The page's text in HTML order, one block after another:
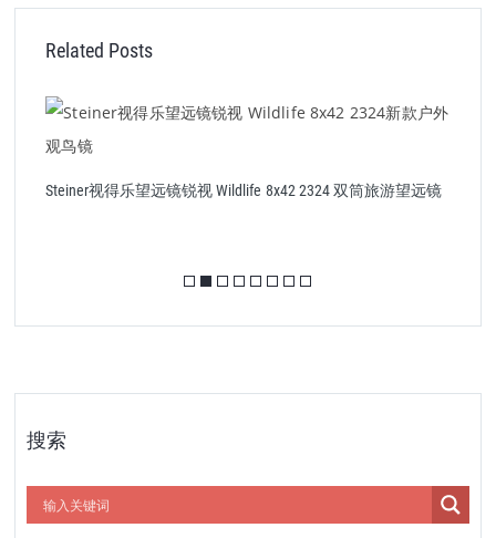
Related Posts
Steiner视得乐望远镜锐视 Wildlife 8x42 2324 双筒旅游望远镜
搜索